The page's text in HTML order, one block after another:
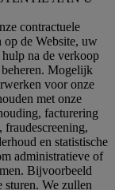
contractuele
op de Website, uw
na de verkoop
Mogelijk
voor onze
met onze
facturering
fraudescreening,
en statistische
administratieve of
Bijvoorbeeld
sturen. We zullen